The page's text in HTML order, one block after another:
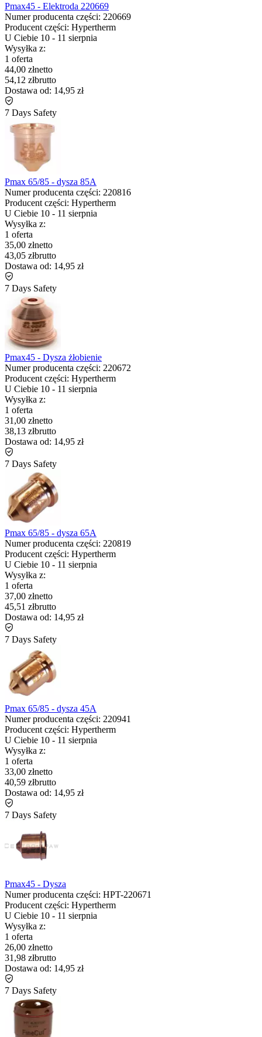
Pmax45 - Elektroda 220669
Numer producenta części: 220669
Producent części: Hypertherm
U Ciebie 10 - 11 sierpnia
Wysyłka z:
1 oferta
44,00 złnetto
54,12 złbrutto
Dostawa od: 14,95 zł
7 Days Safety
Pmax 65/85 - dysza 85A
Numer producenta części: 220816
Producent części: Hypertherm
U Ciebie 10 - 11 sierpnia
Wysyłka z:
1 oferta
35,00 złnetto
43,05 złbrutto
Dostawa od: 14,95 zł
7 Days Safety
Pmax45 - Dysza żłobienie
Numer producenta części: 220672
Producent części: Hypertherm
U Ciebie 10 - 11 sierpnia
Wysyłka z:
1 oferta
31,00 złnetto
38,13 złbrutto
Dostawa od: 14,95 zł
7 Days Safety
Pmax 65/85 - dysza 65A
Numer producenta części: 220819
Producent części: Hypertherm
U Ciebie 10 - 11 sierpnia
Wysyłka z:
1 oferta
37,00 złnetto
45,51 złbrutto
Dostawa od: 14,95 zł
7 Days Safety
Pmax 65/85 - dysza 45A
Numer producenta części: 220941
Producent części: Hypertherm
U Ciebie 10 - 11 sierpnia
Wysyłka z:
1 oferta
33,00 złnetto
40,59 złbrutto
Dostawa od: 14,95 zł
7 Days Safety
Pmax45 - Dysza
Numer producenta części: HPT-220671
Producent części: Hypertherm
U Ciebie 10 - 11 sierpnia
Wysyłka z:
1 oferta
26,00 złnetto
31,98 złbrutto
Dostawa od: 14,95 zł
7 Days Safety